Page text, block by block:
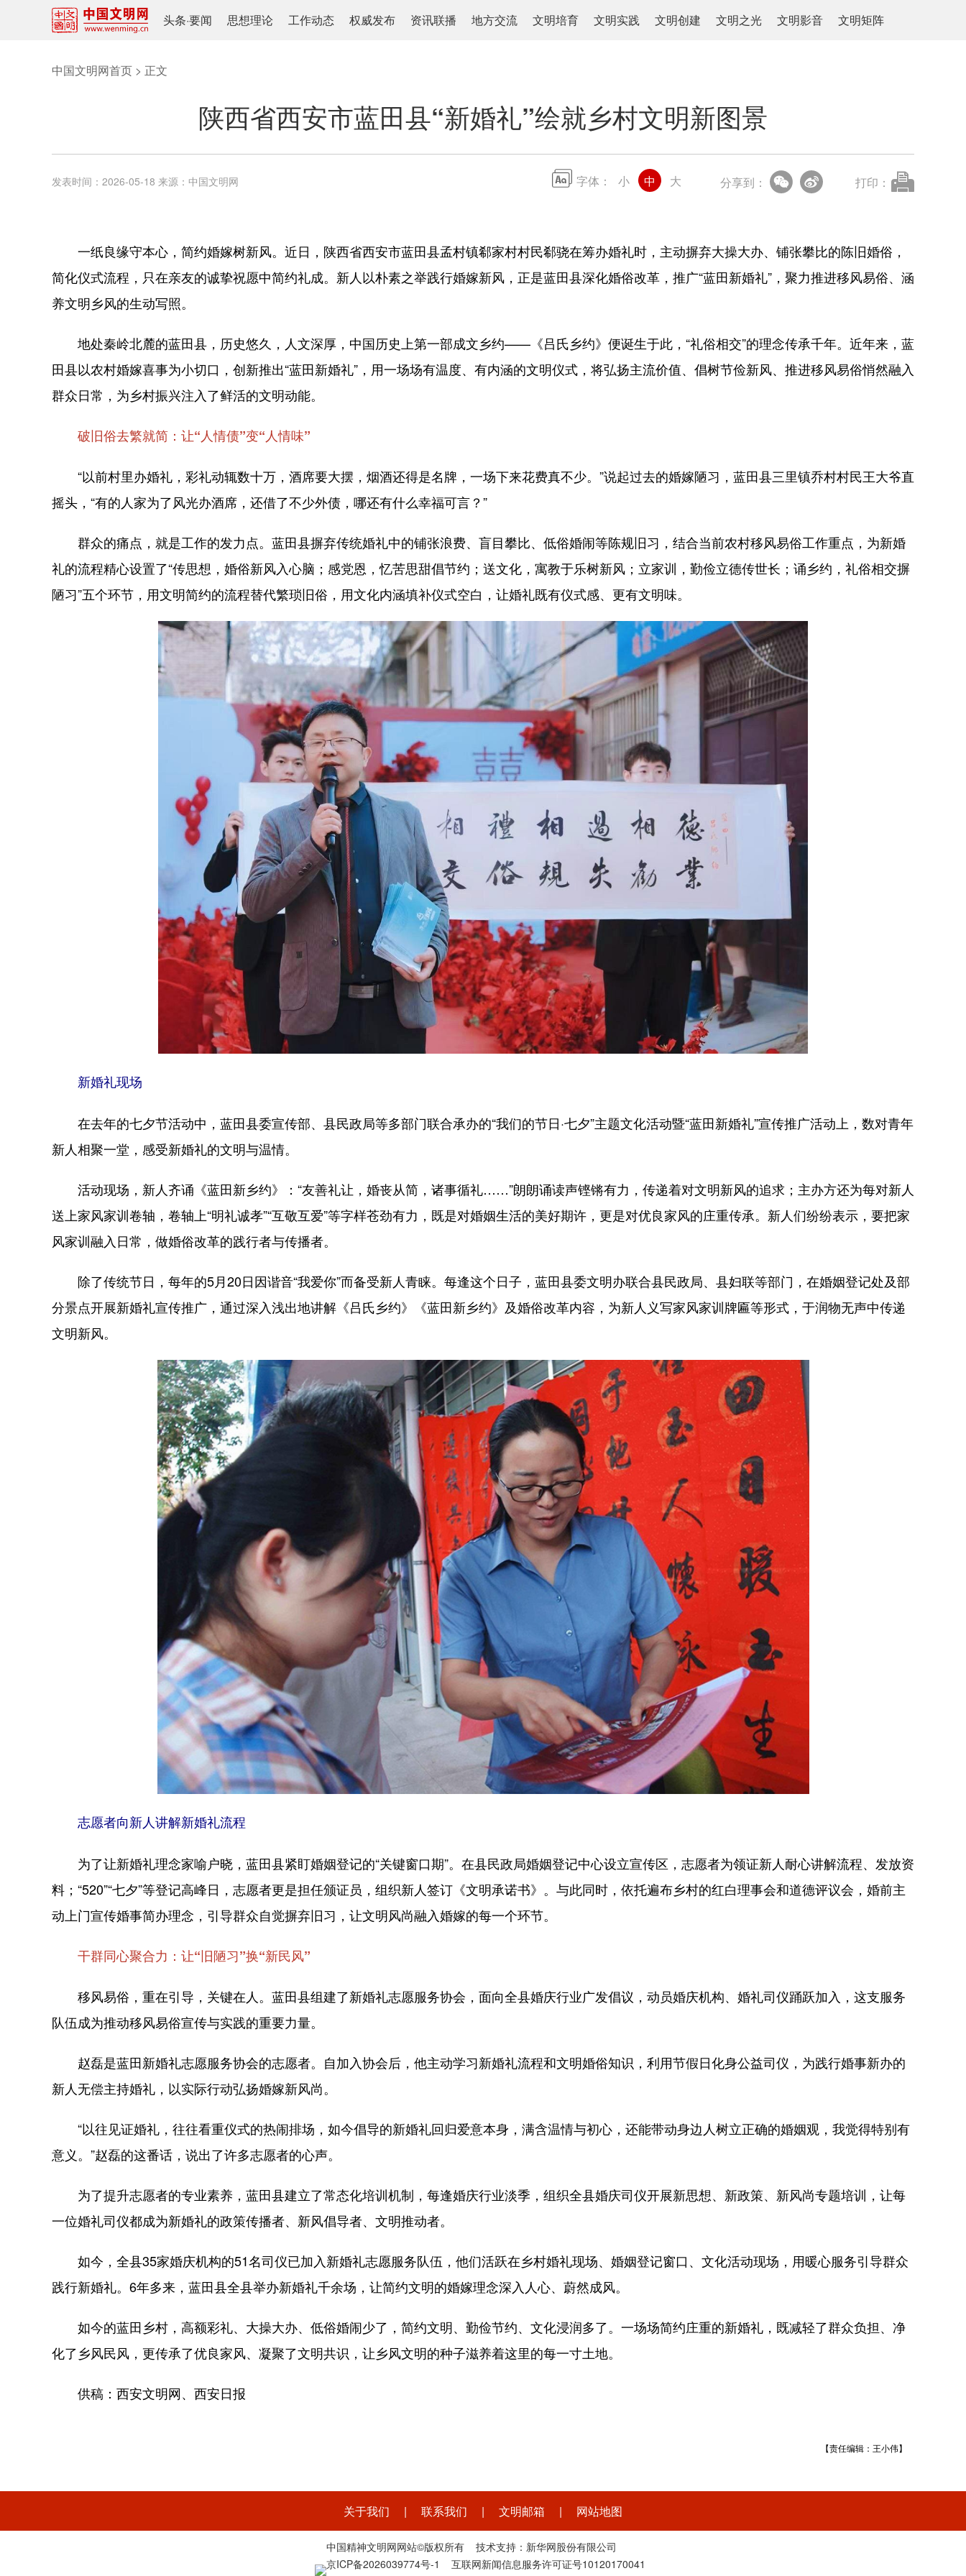
头条·要闻 思想理论 工作动态 权威发布 资讯联播 地方交流 文明培育 文明实践 文明创建 文明之光 文明影音 文明矩阵
中国文明网首页 > 正文
陕西省西安市蓝田县“新婚礼”绘就乡村文明新图景
发表时间： 2026-05-18 来源： 中国文明网 字体： 小 中 大 分享到： 打印：
一纸良缘守本心，简约婚嫁树新风。近日，陕西省西安市蓝田县孟村镇郗家村村民郗骁在筹办婚礼时，主动摒弃大操大办、铺张攀比的陈旧婚俗，
简化仪式流程，只在亲友的诚挚祝愿中简约礼成。新人以朴素之举践行婚嫁新风，正是蓝田县深化婚俗改革，推广“蓝田新婚礼”，聚力推进移风易俗、涵
养文明乡风的生动写照。
地处秦岭北麓的蓝田县，历史悠久，人文深厚，中国历史上第一部成文乡约——《吕氏乡约》便诞生于此，“礼俗相交”的理念传承千年。近年来，蓝
田县以农村婚嫁喜事为小切口，创新推出“蓝田新婚礼”，用一场场有温度、有内涵的文明仪式，将弘扬主流价值、倡树节俭新风、推进移风易俗悄然融入
群众日常，为乡村振兴注入了鲜活的文明动能。
破旧俗去繁就简：让“人情债”变“人情味”
“以前村里办婚礼，彩礼动辄数十万，酒席要大摆，烟酒还得是名牌，一场下来花费真不少。”说起过去的婚嫁陋习，蓝田县三里镇乔村村民王大爷直
摇头，“有的人家为了风光办酒席，还借了不少外债，哪还有什么幸福可言？”
群众的痛点，就是工作的发力点。蓝田县摒弃传统婚礼中的铺张浪费、盲目攀比、低俗婚闹等陈规旧习，结合当前农村移风易俗工作重点，为新婚
礼的流程精心设置了“传思想，婚俗新风入心脑；感党恩，忆苦思甜倡节约；送文化，寓教于乐树新风；立家训，勤俭立德传世长；诵乡约，礼俗相交摒
陋习”五个环节，用文明简约的流程替代繁琐旧俗，用文化内涵填补仪式空白，让婚礼既有仪式感、更有文明味。
新婚礼现场
在去年的七夕节活动中，蓝田县委宣传部、县民政局等多部门联合承办的“我们的节日·七夕”主题文化活动暨“蓝田新婚礼”宣传推广活动上，数对青年
新人相聚一堂，感受新婚礼的文明与温情。
活动现场，新人齐诵《蓝田新乡约》：“友善礼让，婚丧从简，诸事循礼……”朗朗诵读声铿锵有力，传递着对文明新风的追求；主办方还为每对新人
送上家风家训卷轴，卷轴上“明礼诚孝”“互敬互爱”等字样苍劲有力，既是对婚姻生活的美好期许，更是对优良家风的庄重传承。新人们纷纷表示，要把家
风家训融入日常，做婚俗改革的践行者与传播者。
除了传统节日，每年的5月20日因谐音“我爱你”而备受新人青睐。每逢这个日子，蓝田县委文明办联合县民政局、县妇联等部门，在婚姻登记处及部
分景点开展新婚礼宣传推广，通过深入浅出地讲解《吕氏乡约》《蓝田新乡约》及婚俗改革内容，为新人义写家风家训牌匾等形式，于润物无声中传递
文明新风。
志愿者向新人讲解新婚礼流程
为了让新婚礼理念家喻户晓，蓝田县紧盯婚姻登记的“关键窗口期”。在县民政局婚姻登记中心设立宣传区，志愿者为领证新人耐心讲解流程、发放资
料；“520”“七夕”等登记高峰日，志愿者更是担任颁证员，组织新人签订《文明承诺书》。与此同时，依托遍布乡村的红白理事会和道德评议会，婚前主
动上门宣传婚事简办理念，引导群众自觉摒弃旧习，让文明风尚融入婚嫁的每一个环节。
干群同心聚合力：让“旧陋习”换“新民风”
移风易俗，重在引导，关键在人。蓝田县组建了新婚礼志愿服务协会，面向全县婚庆行业广发倡议，动员婚庆机构、婚礼司仪踊跃加入，这支服务
队伍成为推动移风易俗宣传与实践的重要力量。
赵磊是蓝田新婚礼志愿服务协会的志愿者。自加入协会后，他主动学习新婚礼流程和文明婚俗知识，利用节假日化身公益司仪，为践行婚事新办的
新人无偿主持婚礼，以实际行动弘扬婚嫁新风尚。
“以往见证婚礼，往往看重仪式的热闹排场，如今倡导的新婚礼回归爱意本身，满含温情与初心，还能带动身边人树立正确的婚姻观，我觉得特别有
意义。”赵磊的这番话，说出了许多志愿者的心声。
为了提升志愿者的专业素养，蓝田县建立了常态化培训机制，每逢婚庆行业淡季，组织全县婚庆司仪开展新思想、新政策、新风尚专题培训，让每
一位婚礼司仪都成为新婚礼的政策传播者、新风倡导者、文明推动者。
如今，全县35家婚庆机构的51名司仪已加入新婚礼志愿服务队伍，他们活跃在乡村婚礼现场、婚姻登记窗口、文化活动现场，用暖心服务引导群众
践行新婚礼。6年多来，蓝田县全县举办新婚礼千余场，让简约文明的婚嫁理念深入人心、蔚然成风。
如今的蓝田乡村，高额彩礼、大操大办、低俗婚闹少了，简约文明、勤俭节约、文化浸润多了。一场场简约庄重的新婚礼，既减轻了群众负担、净
化了乡风民风，更传承了优良家风、凝聚了文明共识，让乡风文明的种子滋养着这里的每一寸土地。
供稿：西安文明网、西安日报
【责任编辑：王小伟】
关于我们 | 联系我们 | 文明邮箱 | 网站地图
中国精神文明网网站©版权所有 技术支持：新华网股份有限公司
京ICP备2026039774号-1
互联网新闻信息服务许可证号10120170041